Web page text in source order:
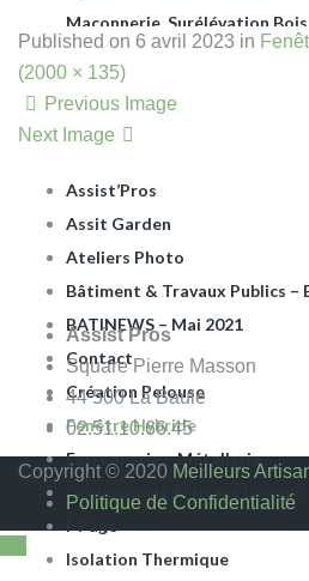
Maçonnerie, Surélévation Bois.
ARTISANS DU BÂTIMENT
Assist Pros La Baule
Assist’Pros
Assit Garden
Ateliers Photo
Bâtiment & Travaux Publics –
BATINEWS – Mai 2021
Contact
Création Pelouse
Fenêtre Hybride
Ferronnerie – Métallerie
Groupement Artisans Locaux
Isolation Thermique
Published on 6 avril 2023 in
(2000 × 135)
Previous Image
Next Image
Assist Pros
Square Pierre Masson
44 500 La Baule
02.51.10.66.45
Copyright © 2020 Meilleurs
Politique de Confidentialité